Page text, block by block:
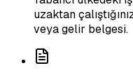
uzaktan
veya gelir belgesi.